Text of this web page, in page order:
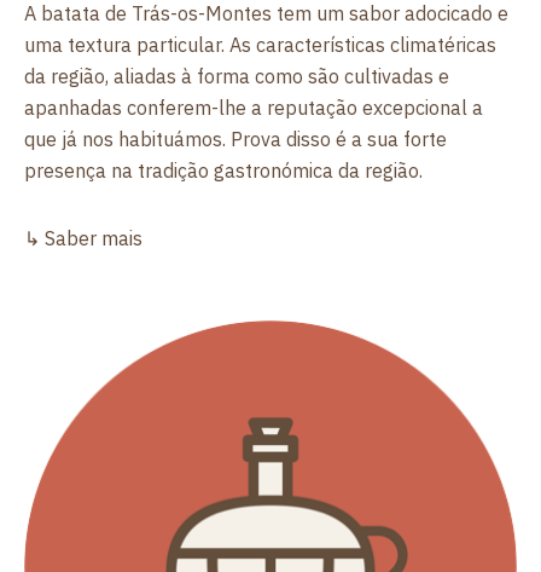
A batata de Trás-os-Montes tem um sabor adocicado e
uma textura particular. As características climatéricas
da região, aliadas à forma como são cultivadas e
apanhadas conferem-lhe a reputação excepcional a
que já nos habituámos. Prova disso é a sua forte
presença na tradição gastronómica da região.
↳ Saber mais